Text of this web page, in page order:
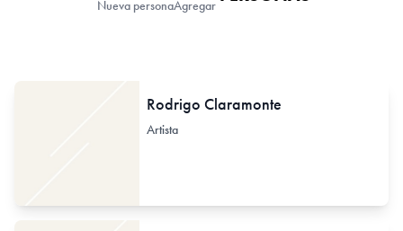
Nueva personaAgregar
Rodrigo Claramonte
Artista